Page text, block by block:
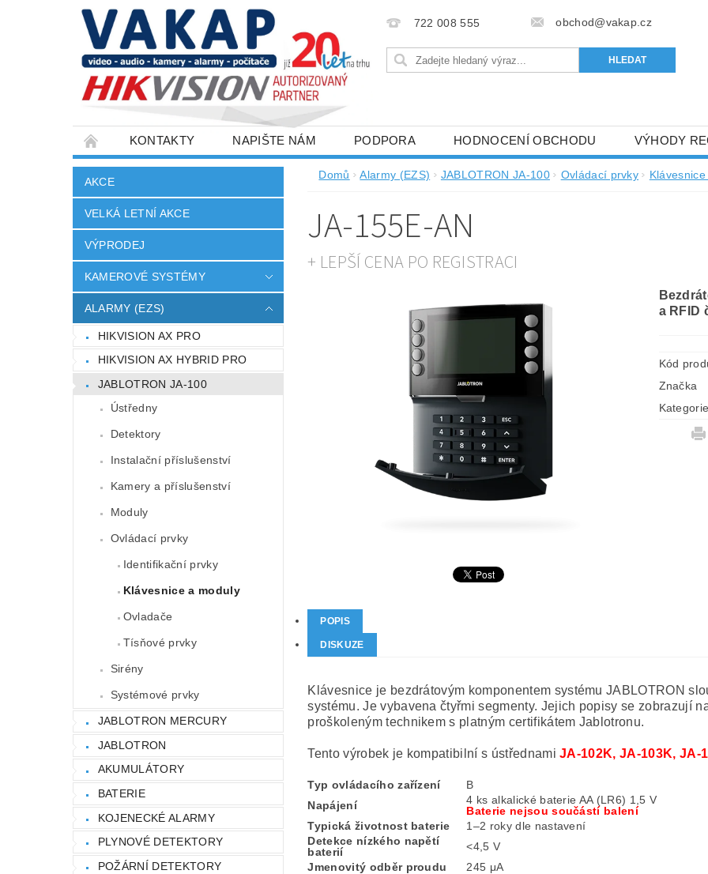
722 008 555 obchod@vakap.cz
KONTAKTY NAPIŠTE NÁM PODPORA HODNOCENÍ OBCHODU VÝHODY
SLOVNÍK POJMŮ VELKOOBCHOD
AKCE
VELKÁ LETNÍ AKCE
VÝPRODEJ
KAMEROVÉ SYSTÉMY
ALARMY (EZS)
HIKVISION AX PRO
HIKVISION AX HYBRID PRO
JABLOTRON JA-100
Ústředny
Detektory
Instalační příslušenství
Kamery a příslušenství
Moduly
Ovládací prvky
Identifikační prvky
Klávesnice a moduly
Ovladače
Tísňové prvky
Sirény
Systémové prvky
JABLOTRON MERCURY
JABLOTRON
AKUMULÁTORY
BATERIE
KOJENECKÉ ALARMY
PLYNOVÉ DETEKTORY
POŽÁRNÍ DETEKTORY
Domů Alarmy (EZS) JABLOTRON JA-100 Ovládací prvky
JA-155E-AN
+ LEPŠÍ CENA PO REGISTRACI
a RFID
Kód
Značka
Kategorie
POPIS
DISKUZE
Klávesnice je bezdrátovým komponentem systému JABLOTRON
systému. Je vybavena čtyřmi segmenty. Jejich popisy se zobrazují
proškoleným technikem s platným certifikátem Jablotronu.
Tento výrobek je kompatibilní s ústřednamiJA-102K, JA-103K, JA-
Typ ovládacího zařízení
B
Napájení
4 ks alkalické baterie AA (LR6) 1,5 V
Baterie nejsou součástí balení
Typická životnost baterie
1–2 roky dle nastavení
Detekce nízkého napětí
baterií
<4,5 V
Jmenovitý odběr proudu
245 μA